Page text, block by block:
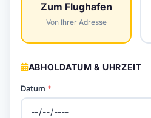
Zum Flughafen
Von Ihrer Adresse
ABHOLDATUM & UHRZEIT
Datum